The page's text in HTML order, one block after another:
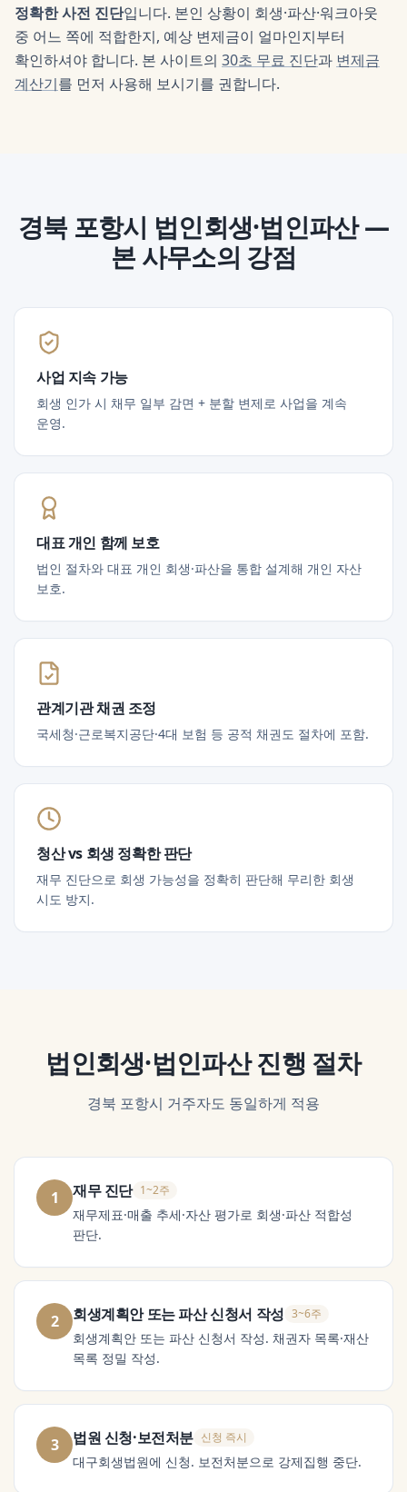
정확한 사전 진단입니다. 본인 상황이 회생·파산·워크아웃
중 어느 쪽에 적합한지, 예상 변제금이 얼마인지부터
확인하셔야 합니다. 본 사이트의 30초 무료 진단과 변제금
계산기를 먼저 사용해 보시기를 권합니다.
경북 포항시 법인회생·법인파산—
본 사무소의 강점
사업 지속 가능
회생 인가 시 채무 일부 감면 + 분할 변제로 사업을 계속
운영.
대표 개인 함께 보호
법인 절차와 대표 개인 회생·파산을 통합 설계해 개인 자산
보호.
관계기관 채권 조정
국세청·근로복지공단·4대 보험 등 공적 채권도 절차에 포함.
청산 vs 회생 정확한 판단
재무 진단으로 회생 가능성을 정확히 판단해 무리한 회생
시도 방지.
법인회생·법인파산진행 절차
경북 포항시 거주자도 동일하게 적용
1 재무 진단 1~2주
재무제표·매출 추세·자산 평가로 회생·파산 적합성
판단.
2 회생계획안 또는 파산 신청서 작성 3~6주
회생계획안 또는 파산 신청서 작성. 채권자 목록·재산
목록 정밀 작성.
3 법원 신청·보전처분 신청 즉시
대구회생법원에 신청. 보전처분으로 강제집행 중단.